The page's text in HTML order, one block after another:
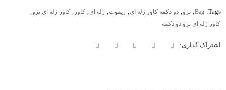
Tags:
Bag پژو دو دکمه کاور ژله ای ریموت ژله ای کاور کاور ژله ای پژو
کاور ژله ای پژو دو دکمه
اشتراک گذاری: